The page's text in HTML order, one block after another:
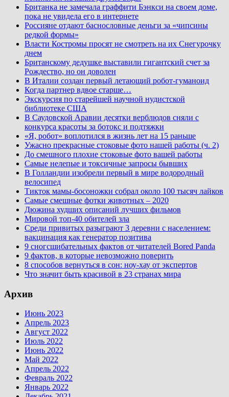
Британка не замечала граффити Бэнкси на своем доме,
пока не увидела его в интернете
Россияне отдают баснословные деньги за «чипсины
редкой формы»
Власти Костромы просят не смотреть на их Снегурочку
днем
Британскому дедушке выставили гигантский счет за
Рождество, но он доволен
В Италии создан первый летающий робот-гуманоид
Когда партнер вдвое старше…
Экскурсия по старейшей научной нудистской
библиотеке США
В Саудовской Аравии десятки верблюдов сняли с
конкурса красоты за ботокс и подтяжки
«Я, робот» воплотился в жизнь лет на 15 раньше
Ужасно прекрасные стоковые фото нашей работы (ч. 2)
До смешного плохие стоковые фото вашей работы
Самые нелепые и токсичные запросы бывших
В Голландии изобрели первый в мире водородный
велосипед
Тикток мамы-босоножки собрал около 100 тысяч лайков
Самые смешные фотки животных – 2020
Дюжина худших описаний лучших фильмов
Мировой топ-40 обителей зла
Среди привитых разыграют 3 деревни с населением:
вакцинация как генератор позитива
9 сногсшибательных фактов от читателей Bored Panda
9 фактов, в которые невозможно поверить
8 способов вернуться в сон: ноу-хау от экспертов
Что значит быть красивой в 23 странах мира
Архив
Июнь 2023
Апрель 2023
Август 2022
Июль 2022
Июнь 2022
Май 2022
Апрель 2022
Февраль 2022
Январь 2022